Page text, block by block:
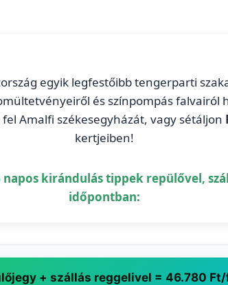
egyik legfestőibb tengerparti
és színpompás falvairól
fel Amalfi székesegyházát, vagy sétáljon
kertjeiben!
kirándulás tippek repülővel,
időpontban:
+ szállás reggelivel = 46.780